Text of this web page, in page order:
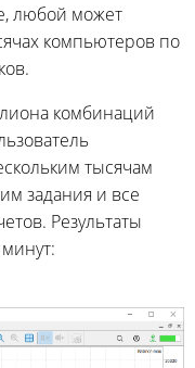
любой может
компьютеров по
комбинаций
тысячам
задания и все
Результаты